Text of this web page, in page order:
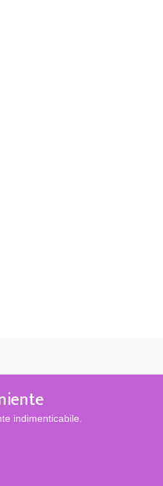
indimenticabile.